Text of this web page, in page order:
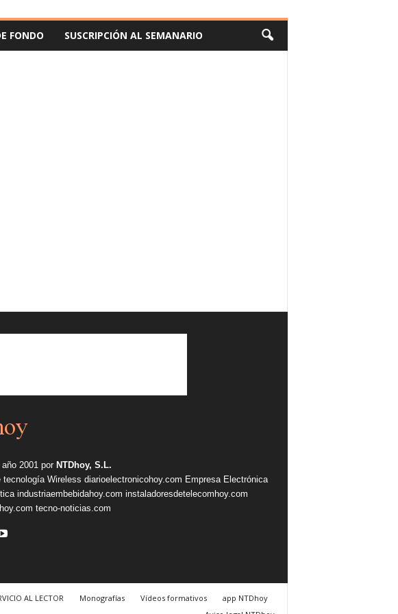
FONDO SUSCRIPCIÓN AL SEMANARIO
2001 por NTDhoy, S.L.
tecnología Wireless diarioelectronicohoy.com Empresa Electrónica
industriaembebidahoy.com instaladoresdetelecomhoy.com
tecno-noticias.com
AL LECTOR Monografías Vídeos formativos
app NTDhoy